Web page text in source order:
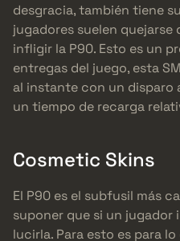
desgracia, también tiene
jugadores suelen quejarse
infligir la P90. Esto es un
entregas del juego, esta
al instante con un disparo
un tiempo de recarga
Cosmetic Skins
El P90 es el subfusil más
suponer que si un jugador
lucirla. Para esto es para